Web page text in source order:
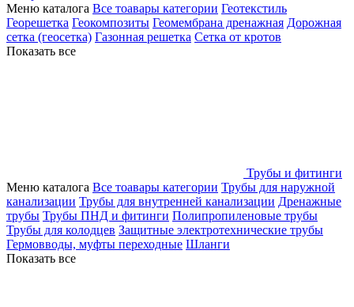
Меню каталога Все тоавары категории Геотекстиль
Георешетка Геокомпозиты Геомембрана дренажная Дорожная
сетка (геосетка) Газонная решетка Сетка от кротов
Показать все
Трубы и фитинги
Меню каталога Все тоавары категории Трубы для наружной
канализации Трубы для внутренней канализации Дренажные
трубы Трубы ПНД и фитинги Полипропиленовые трубы
Трубы для колодцев Защитные электротехнические трубы
Гермовводы, муфты переходные Шланги
Показать все